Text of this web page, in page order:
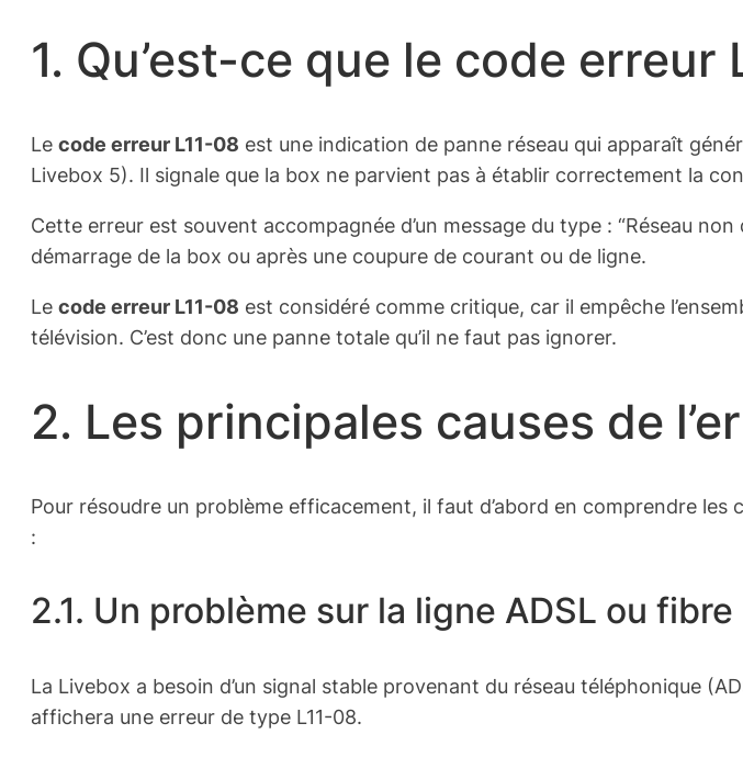
1. Qu’est-ce que le code erreur
Le code erreur L11-08 est une indication de panne réseau qui apparaît
Livebox 5). Il signale que la box ne parvient pas à établir correctement la
Cette erreur est souvent accompagnée d’un message du type : “Réseau non
démarrage de la box ou après une coupure de courant ou de ligne.
Le code erreur L11-08 est considéré comme critique, car il empêche
télévision. C’est donc une panne totale qu’il ne faut pas ignorer.
2. Les principales causes de
Pour résoudre un problème efficacement, il faut d’abord en comprendre les
:
2.1. Un problème sur la ligne ADSL ou fibre
La Livebox a besoin d’un signal stable provenant du réseau téléphonique
affichera une erreur de type L11-08.